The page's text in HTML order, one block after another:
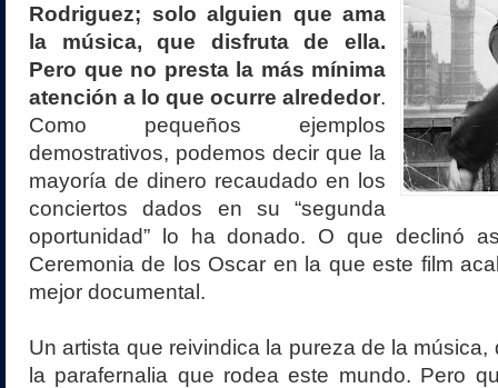
Rodriguez; solo alguien que ama
la música, que disfruta de ella.
Pero que no presta la más mínima
atención a lo que ocurre alrededor.
Como pequeños ejemplos
demostrativos, podemos decir que la
mayoría de dinero recaudado en los
conciertos dados en su “segunda
oportunidad” lo ha donado. O que declinó
Ceremonia de los Oscar en la que este film
mejor documental.
Un artista que reivindica la pureza de la
la parafernalia que rodea este mundo. Pero